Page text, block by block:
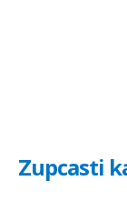
Zupcasti